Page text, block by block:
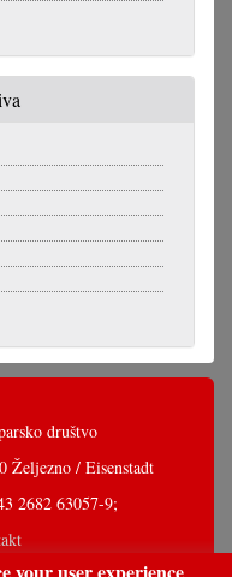
društvo
Željezno / Eisenstadt
2682 63057-9;